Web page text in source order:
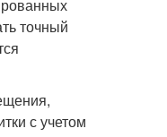
точный
с учетом